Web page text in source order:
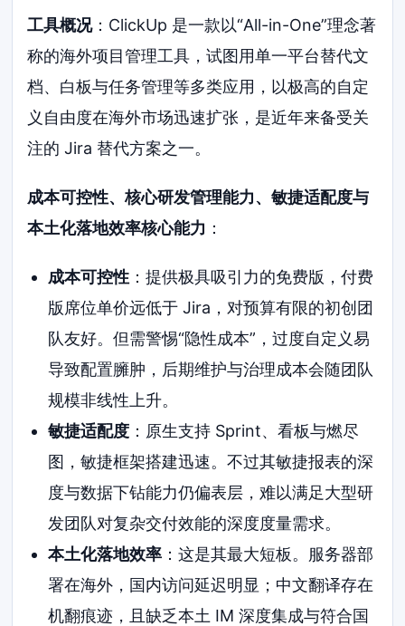
工具概况：ClickUp 是一款以“All-in-One”理念著
称的海外项目管理工具，试图用单一平台替代文
档、白板与任务管理等多类应用，以极高的自定
义自由度在海外市场迅速扩张，是近年来备受关
注的 Jira 替代方案之一。
成本可控性、核心研发管理能力、敏捷适配度与
本土化落地效率核心能力 ：
成本可控性：提供极具吸引力的免费版，付费
版席位单价远低于 Jira，对预算有限的初创团
队友好。但需警惕“隐性成本”，过度自定义易
导致配置臃肿，后期维护与治理成本会随团队
规模非线性上升。
敏捷适配度：原生支持 Sprint、看板与燃尽
图，敏捷框架搭建迅速。不过其敏捷报表的深
度与数据下钻能力仍偏表层，难以满足大型研
发团队对复杂交付效能的深度度量需求。
本土化落地效率：这是其最大短板。服务器部
署在海外，国内访问延迟明显；中文翻译存在
机翻痕迹，且缺乏本土 IM 深度集成与符合国